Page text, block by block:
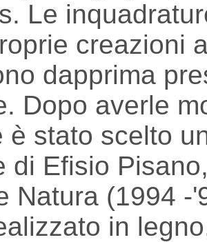
Le
creazioni
dapprima
Dopo averle
è stato scelto
di Efisio
Natura (1994 -
in